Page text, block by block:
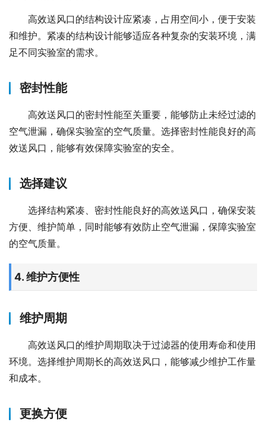
高效送风口的结构设计应紧凑，占用空间小，便于安装
和维护。紧凑的结构设计能够适应各种复杂的安装环境，满
足不同实验室的需求。
密封性能
高效送风口的密封性能至关重要，能够防止未经过滤的
空气泄漏，确保实验室的空气质量。选择密封性能良好的高
效送风口，能够有效保障实验室的安全。
选择建议
选择结构紧凑、密封性能良好的高效送风口，确保安装
方便、维护简单，同时能够有效防止空气泄漏，保障实验室
的空气质量。
4. 维护方便性
维护周期
高效送风口的维护周期取决于过滤器的使用寿命和使用
环境。选择维护周期长的高效送风口，能够减少维护工作量
和成本。
更换方便